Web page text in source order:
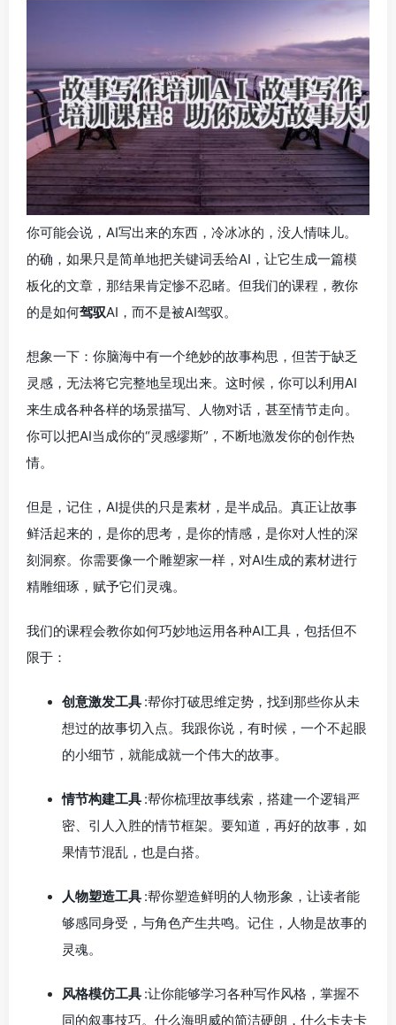
你可能会说，AI写出来的东西，冷冰冰的，没人情味儿。
的确，如果只是简单地把关键词丢给AI，让它生成一篇模
板化的文章，那结果肯定惨不忍睹。但我们的课程，教你
的是如何驾驭AI，而不是被AI驾驭。
想象一下：你脑海中有一个绝妙的故事构思，但苦于缺乏
灵感，无法将它完整地呈现出来。这时候，你可以利用AI
来生成各种各样的场景描写、人物对话，甚至情节走向。
你可以把AI当成你的“灵感缪斯”，不断地激发你的创作热
情。
但是，记住，AI提供的只是素材，是半成品。真正让故事
鲜活起来的，是你的思考，是你的情感，是你对人性的深
刻洞察。你需要像一个雕塑家一样，对AI生成的素材进行
精雕细琢，赋予它们灵魂。
我们的课程会教你如何巧妙地运用各种AI工具，包括但不
限于：
创意激发工具 :帮你打破思维定势，找到那些你从未
想过的故事切入点。我跟你说，有时候，一个不起眼
的小细节，就能成就一个伟大的故事。
情节构建工具 :帮你梳理故事线索，搭建一个逻辑严
密、引人入胜的情节框架。要知道，再好的故事，如
果情节混乱，也是白搭。
人物塑造工具 :帮你塑造鲜明的人物形象，让读者能
够感同身受，与角色产生共鸣。记住，人物是故事的
灵魂。
风格模仿工具 :让你能够学习各种写作风格，掌握不
同的叙事技巧。什么海明威的简洁硬朗，什么卡夫卡